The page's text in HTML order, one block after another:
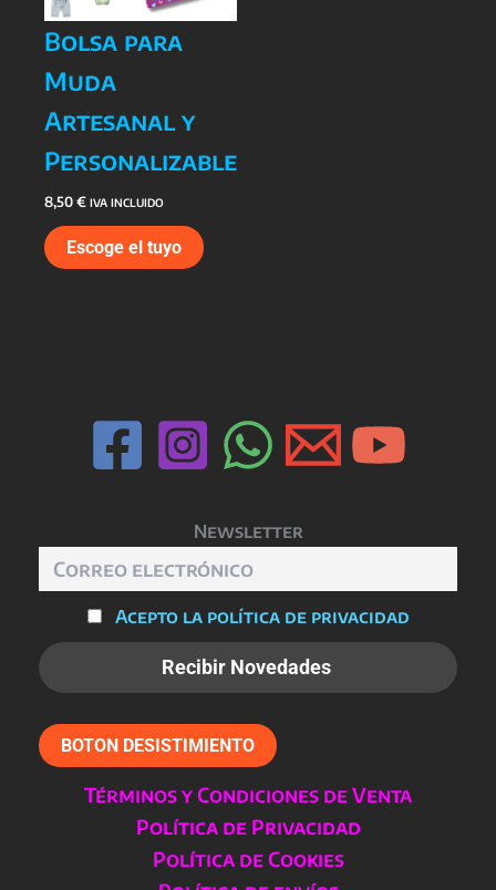
Bolsa para
Muda
Artesanal y
Personalizable
8,50€ IVA INCLUIDO
Escoge el tuyo
Newsletter
Acepto la política de privacidad
BOTON DESISTIMIENTO
Términos y Condiciones de Venta
Política de Privacidad
Política de Cookies